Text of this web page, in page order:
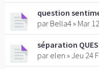
question
par Bella4» Mar
séparation
par elen » Jeu 24